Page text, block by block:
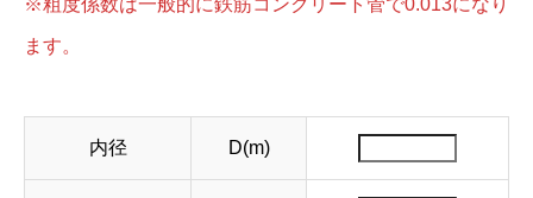
※粗度係数は一般的に鉄筋コンクリート管で0.013になり
ます。
内径 D(m)